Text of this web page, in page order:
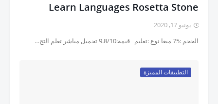
Learn Languages Rosetta Stone
يونيو 17, 2020
الحجم :75 ميغا نوع :تعليم قيمة:9.8/10 تحميل مباشر تعلم التح…
التطبيقات المميزة